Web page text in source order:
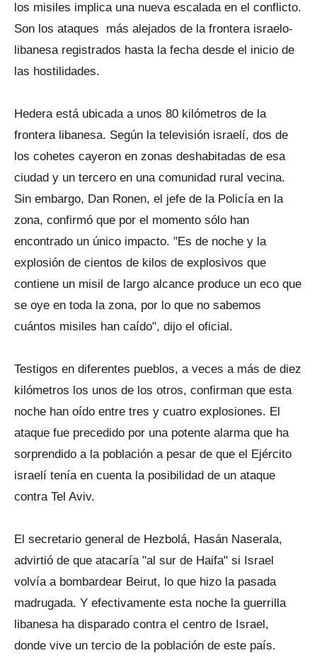
los misiles implica una nueva escalada en el conflicto.
Son los ataques más alejados de la frontera israelo-
libanesa registrados hasta la fecha desde el inicio de
las hostilidades.
Hedera está ubicada a unos 80 kilómetros de la
frontera libanesa. Según la televisión israelí, dos de
los cohetes cayeron en zonas deshabitadas de esa
ciudad y un tercero en una comunidad rural vecina.
Sin embargo, Dan Ronen, el jefe de la Policía en la
zona, confirmó que por el momento sólo han
encontrado un único impacto. "Es de noche y la
explosión de cientos de kilos de explosivos que
contiene un misil de largo alcance produce un eco que
se oye en toda la zona, por lo que no sabemos
cuántos misiles han caído", dijo el oficial.
Testigos en diferentes pueblos, a veces a más de diez
kilómetros los unos de los otros, confirman que esta
noche han oído entre tres y cuatro explosiones. El
ataque fue precedido por una potente alarma que ha
sorprendido a la población a pesar de que el Ejército
israelí tenía en cuenta la posibilidad de un ataque
contra Tel Aviv.
El secretario general de Hezbolá, Hasán Naserala,
advirtió de que atacaría "al sur de Haifa" si Israel
volvía a bombardear Beirut, lo que hizo la pasada
madrugada. Y efectivamente esta noche la guerrilla
libanesa ha disparado contra el centro de Israel,
donde vive un tercio de la población de este país.